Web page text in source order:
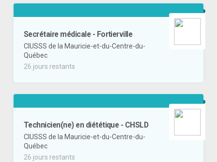
Secrétaire médicale - Fortierville
CIUSSS de la Mauricie-et-du-Centre-du-
Québec
26 jours restants
Technicien(ne) en diététique - CHSLD
CIUSSS de la Mauricie-et-du-Centre-du-
Québec
26 jours restants